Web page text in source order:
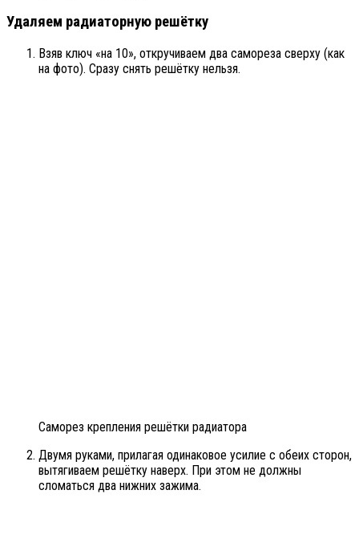
Удаляем радиаторную решётку
Взяв ключ «на 10», откручиваем два самореза сверху (как
на фото). Сразу снять решётку нельзя.
Саморез крепления решётки радиатора
Двумя руками, прилагая одинаковое усилие с обеих сторон,
вытягиваем решётку наверх. При этом не должны
сломаться два нижних зажима.